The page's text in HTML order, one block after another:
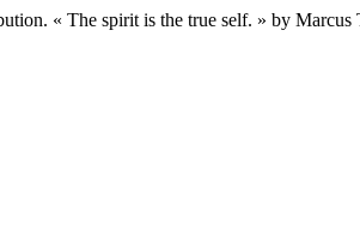
« The spirit is the true self. » by Marcus